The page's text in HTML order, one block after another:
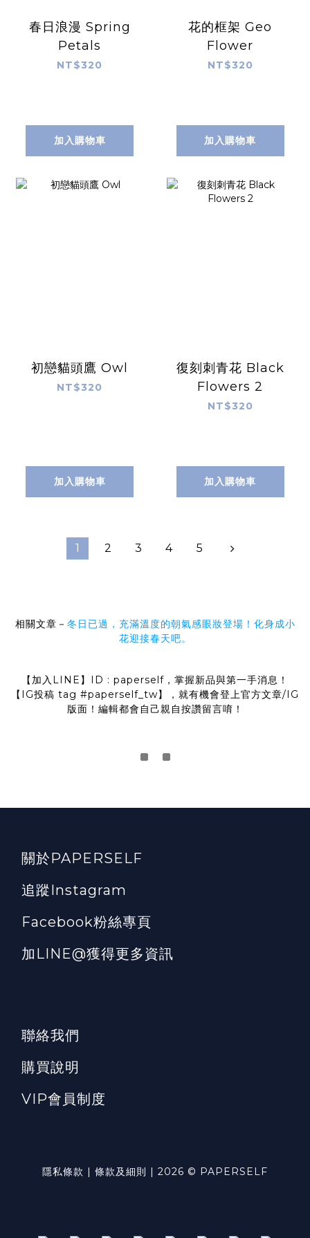
春日浪漫 Spring
Petals
NT$320
加入購物車
花的框架 Geo
Flower
NT$320
加入購物車
初戀貓頭鷹 Owl
NT$320
加入購物車
復刻刺青花 Black
Flowers 2
NT$320
加入購物車
1 2 3 4 5
相關文章－ 冬日已過，充滿溫度的朝氣感眼妝登場！化身成小
花迎接春天吧。
【加入LINE】ID : paperself，掌握新品與第一手消息！
【IG投稿 tag #paperself_tw】，就有機會登上官方文章/IG
版面！ 編輯都會自己親自按讚留言唷！
關於PAPERSELF
追蹤Instagram
Facebook粉絲專頁
加LINE@獲得更多資訊
聯絡我們
購買說明
VIP會員制度
隱私條款 | 條款及細則 | 2026 © PAPERSELF